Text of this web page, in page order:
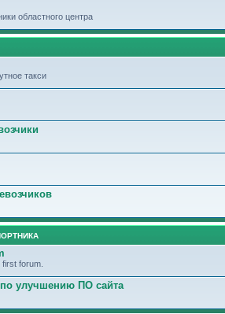
областного центра
такси
forum.
улучшению ПО сайта